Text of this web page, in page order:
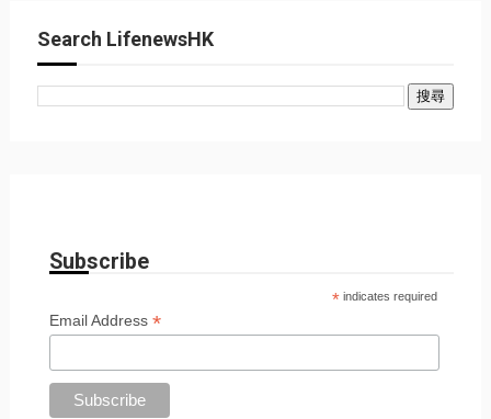
Search LifenewsHK
Subscribe
* indicates required
Email Address*